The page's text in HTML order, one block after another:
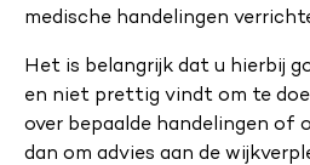
medische handelingen
Het is belangrijk dat u hierbij
en niet prettig vindt om te
over bepaalde handelingen of
dan om advies aan de